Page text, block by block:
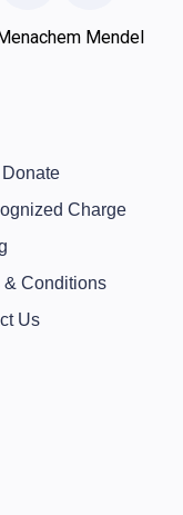
Mendel
Charge
& Conditions
Us